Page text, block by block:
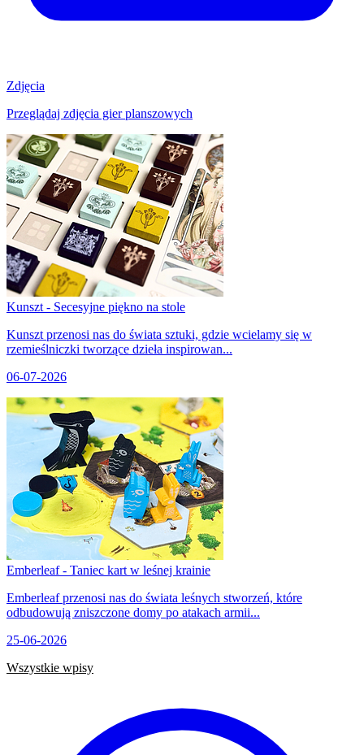
Zdjęcia
Przeglądaj zdjęcia gier planszowych
Kunszt - Secesyjne piękno na stole
Kunszt przenosi nas do świata sztuki, gdzie wcielamy się w
rzemieślniczki tworzące dzieła inspirowan...
06-07-2026
Emberleaf - Taniec kart w leśnej krainie
Emberleaf przenosi nas do świata leśnych stworzeń, które
odbudowują zniszczone domy po atakach armii...
25-06-2026
Wszystkie wpisy